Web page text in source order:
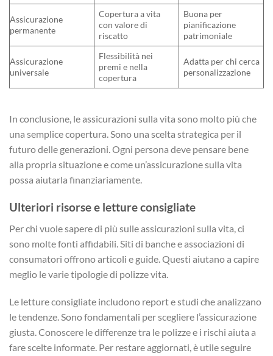
Assicurazione
permanente
Copertura a vita
con valore di
riscatto
Buona per
pianificazione
patrimoniale
Assicurazione
universale
Flessibilità nei
premi e nella
copertura
Adatta per chi cerca
personalizzazione
In conclusione, le assicurazioni sulla vita sono molto più che
una semplice copertura. Sono una scelta strategica per il
futuro delle generazioni. Ogni persona deve pensare bene
alla propria situazione e come un’assicurazione sulla vita
possa aiutarla finanziariamente.
Ulteriori risorse e letture consigliate
Per chi vuole sapere di più sulle assicurazioni sulla vita, ci
sono molte fonti affidabili. Siti di banche e associazioni di
consumatori offrono articoli e guide. Questi aiutano a capire
meglio le varie tipologie di polizze vita.
Le letture consigliate includono report e studi che analizzano
le tendenze. Sono fondamentali per scegliere l’assicurazione
giusta. Conoscere le differenze tra le polizze e i rischi aiuta a
fare scelte informate. Per restare aggiornati, è utile seguire